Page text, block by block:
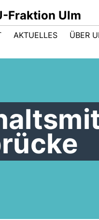
Fraktion Ulm
AKTUELLES ÜBER